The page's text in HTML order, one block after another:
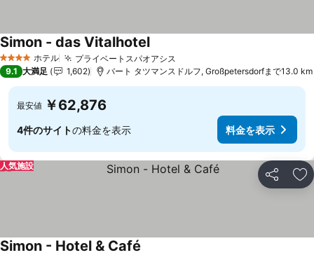
4 ホテルのランク
ホテル プライベートスパオアシス
Simon - das Vitalhotel料金を表示
9.1 大満足 1,602 バート タツマンスドルフ, Großpetersdorfまで13.0 km
最安値 ￥62,876
4件のサイトの料金を表示 料金を表示
シェア お
人気施設
Simon - Hotel & Café